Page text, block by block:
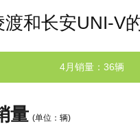
和长安UNI-V
4月销量：36辆
量 (单位：辆)